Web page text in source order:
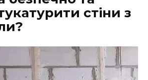
стіни з